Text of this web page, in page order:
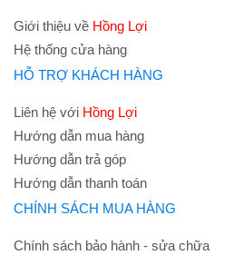
Giới thiệu về Hồng Lợi
Hệ thống cửa hàng
HỖ TRỢ KHÁCH HÀNG
Liên hệ với Hồng Lợi
Hướng dẫn mua hàng
Hướng dẫn trả góp
Hướng dẫn thanh toán
CHÍNH SÁCH MUA HÀNG
Chính sách bảo hành - sửa chữa